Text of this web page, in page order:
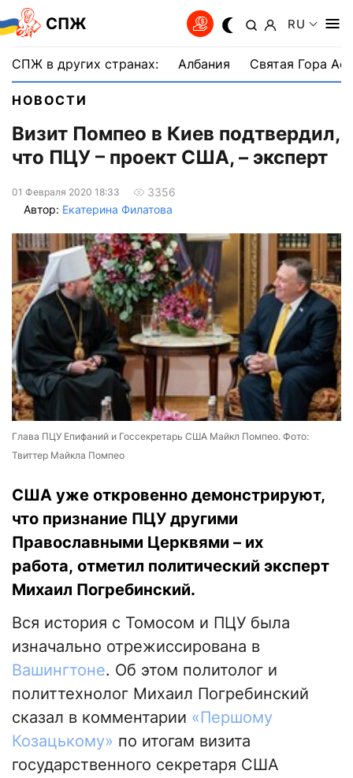
СПЖ RU
СПЖ в других странах: Албания Святая Гора
НОВОСТИ
Визит Помпео в Киев подтвердил,
что ПЦУ – проект США, – эксперт
01 Февраля 2020 18:33
3356
Автор: Екатерина Филатова
Глава ПЦУ Епифаний и Госсекретарь США Майкл Помпео. Фото:
Твиттер Майкла Помпео
США уже откровенно демонстрируют,
что признание ПЦУ другими
Православными Церквями – их
работа, отметил политический эксперт
Михаил Погребинский.
Вся история с Томосом и ПЦУ была
изначально отрежиссирована в
Вашингтоне. Об этом политолог и
политтехнолог Михаил Погребинский
сказал в комментарии «Першому
Козацькому» по итогам визита
государственного секретаря США